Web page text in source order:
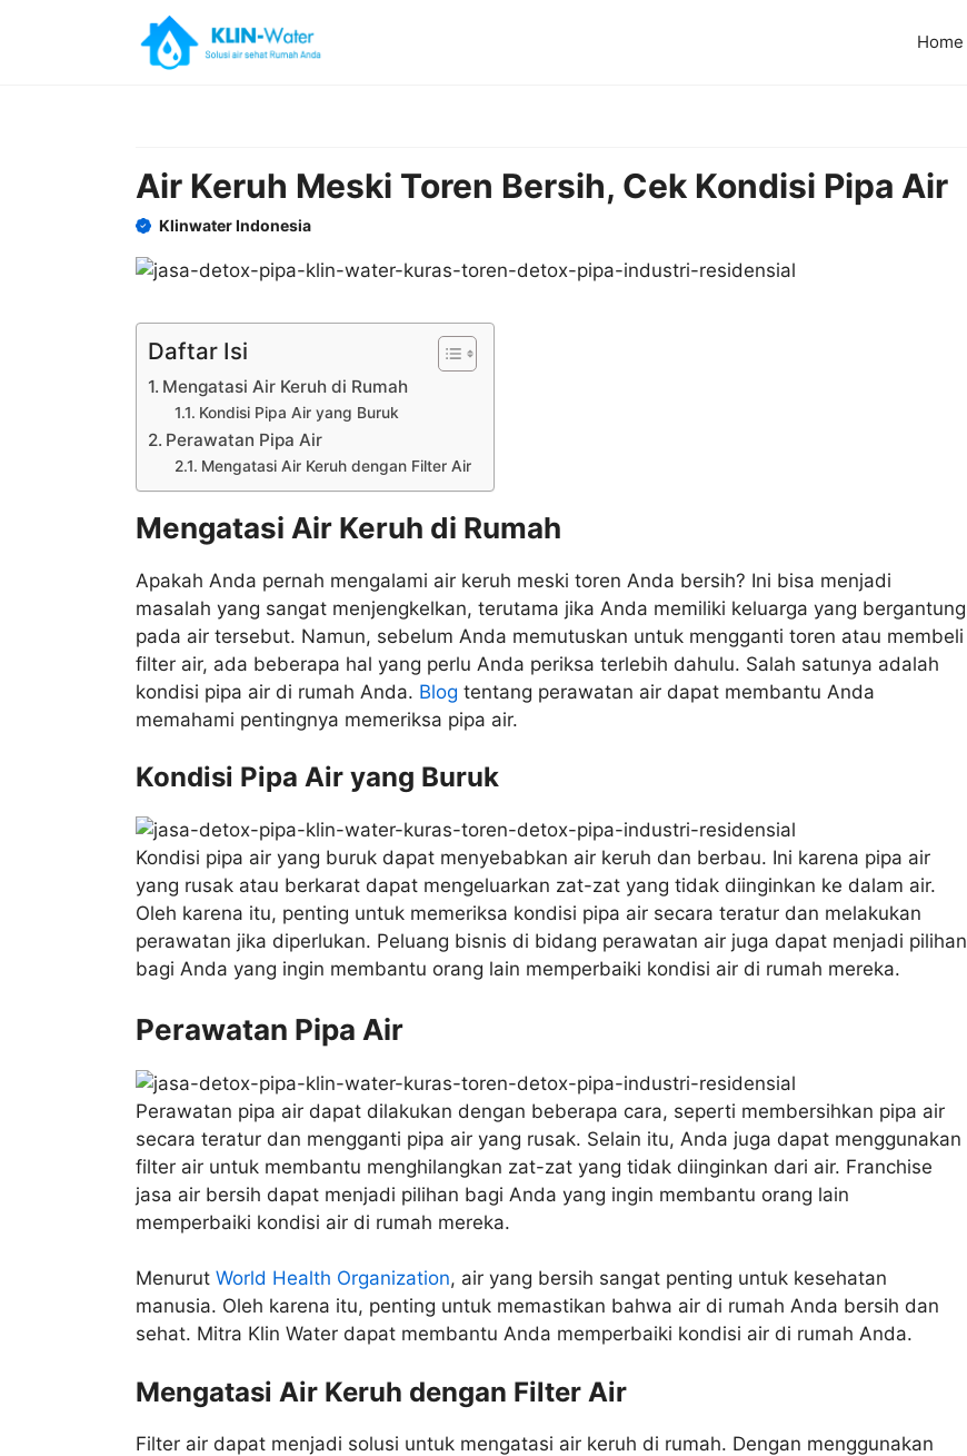
Home
Air Keruh Meski Toren Bersih, Cek Kondisi Pipa Air
Klinwater Indonesia
Daftar Isi
Mengatasi Air Keruh di Rumah
Kondisi Pipa Air yang Buruk
Perawatan Pipa Air
Mengatasi Air Keruh dengan Filter Air
Mengatasi Air Keruh di Rumah
Apakah Anda pernah mengalami air keruh meski toren Anda bersih? Ini bisa menjadi
masalah yang sangat menjengkelkan, terutama jika Anda memiliki keluarga yang bergantung
pada air tersebut. Namun, sebelum Anda memutuskan untuk mengganti toren atau membeli
filter air, ada beberapa hal yang perlu Anda periksa terlebih dahulu. Salah satunya adalah
kondisi pipa air di rumah Anda. Blog tentang perawatan air dapat membantu Anda
memahami pentingnya memeriksa pipa air.
Kondisi Pipa Air yang Buruk
Kondisi pipa air yang buruk dapat menyebabkan air keruh dan berbau. Ini karena pipa air
yang rusak atau berkarat dapat mengeluarkan zat-zat yang tidak diinginkan ke dalam air.
Oleh karena itu, penting untuk memeriksa kondisi pipa air secara teratur dan melakukan
perawatan jika diperlukan. Peluang bisnis di bidang perawatan air juga dapat menjadi pilihan
bagi Anda yang ingin membantu orang lain memperbaiki kondisi air di rumah mereka.
Perawatan Pipa Air
Perawatan pipa air dapat dilakukan dengan beberapa cara, seperti membersihkan pipa air
secara teratur dan mengganti pipa air yang rusak. Selain itu, Anda juga dapat menggunakan
filter air untuk membantu menghilangkan zat-zat yang tidak diinginkan dari air. Franchise
jasa air bersih dapat menjadi pilihan bagi Anda yang ingin membantu orang lain
memperbaiki kondisi air di rumah mereka.
Menurut World Health Organization, air yang bersih sangat penting untuk kesehatan
manusia. Oleh karena itu, penting untuk memastikan bahwa air di rumah Anda bersih dan
sehat. Mitra Klin Water dapat membantu Anda memperbaiki kondisi air di rumah Anda.
Mengatasi Air Keruh dengan Filter Air
Filter air dapat menjadi solusi untuk mengatasi air keruh di rumah. Dengan menggunakan